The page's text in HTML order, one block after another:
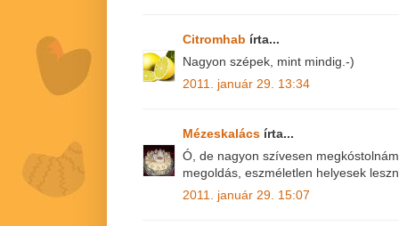
Citromhab írta...
Nagyon szépek, mint mindig.-)
2011. január 29. 13:34
Mézeskalács írta...
Ó, de nagyon szívesen
megoldás, eszméletlen helyesek
2011. január 29. 15:07